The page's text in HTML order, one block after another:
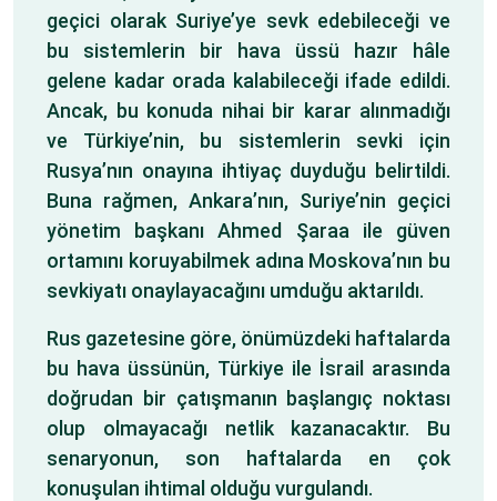
geçici olarak Suriye’ye sevk edebileceği ve
bu sistemlerin bir hava üssü hazır hâle
gelene kadar orada kalabileceği ifade edildi.
Ancak, bu konuda nihai bir karar alınmadığı
ve Türkiye’nin, bu sistemlerin sevki için
Rusya’nın onayına ihtiyaç duyduğu belirtildi.
Buna rağmen, Ankara’nın, Suriye’nin geçici
yönetim başkanı Ahmed Şaraa ile güven
ortamını koruyabilmek adına Moskova’nın bu
sevkiyatı onaylayacağını umduğu aktarıldı.
Rus gazetesine göre, önümüzdeki haftalarda
bu hava üssünün, Türkiye ile İsrail arasında
doğrudan bir çatışmanın başlangıç noktası
olup olmayacağı netlik kazanacaktır. Bu
senaryonun, son haftalarda en çok
konuşulan ihtimal olduğu vurgulandı.